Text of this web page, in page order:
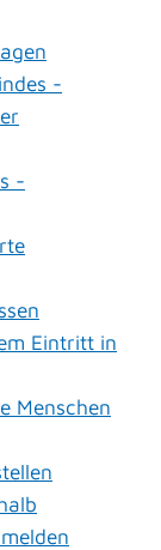
-
-
Eintritt in
Menschen